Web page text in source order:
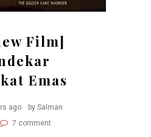
Film]
Emas
ago
by Salman
7 comment